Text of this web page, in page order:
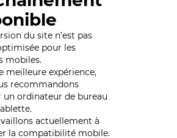
du site n’est pas
pour les
mobiles.
meilleure expérience,
recommandons
un ordinateur de bureau
actuellement à
la compatibilité mobile.